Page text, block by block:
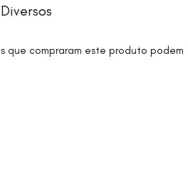
Diversos
que compraram este produto podem